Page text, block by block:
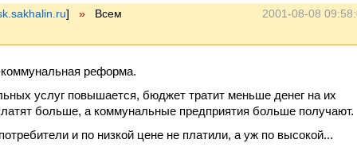
2001-08-08
] » Всем
реформа.
услуг повышается, бюджет тратит меньше денег на их
больше, а коммунальные предприятия больше получают.
и по низкой цене не платили, а уж по высокой...